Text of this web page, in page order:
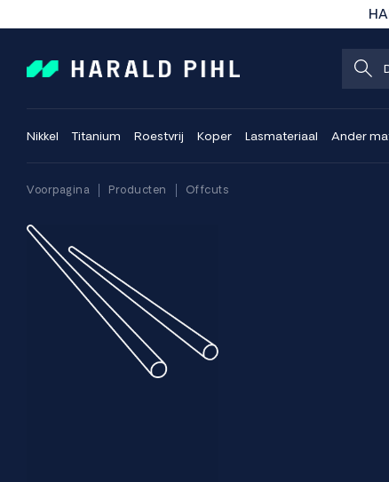
Nikkel Titanium Roestvrij Koper Lasmateriaal Ander
Voorpagina Producten Offcuts